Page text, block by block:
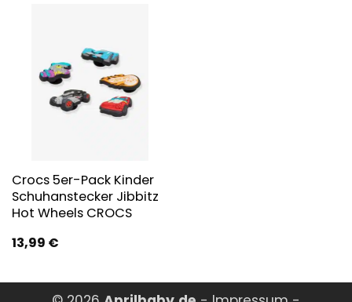
Crocs 5er-Pack Kinder
Schuhanstecker Jibbitz
Hot Wheels CROCS
13,99 €